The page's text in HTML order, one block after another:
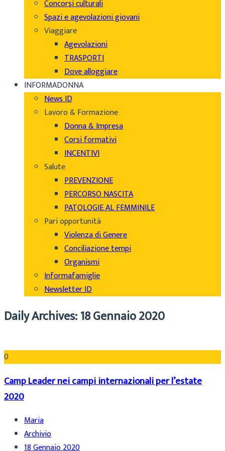
Concorsi culturali
Spazi e agevolazioni giovani
Viaggiare
Agevolazioni
TRASPORTI
Dove alloggiare
INFORMADONNA
News ID
Lavoro & Formazione
Donna & Impresa
Corsi formativi
INCENTIVI
Salute
PREVENZIONE
PERCORSO NASCITA
PATOLOGIE AL FEMMINILE
Pari opportunità
Violenza di Genere
Conciliazione tempi
Organismi
Informafamiglie
Newsletter ID
Daily Archives: 18 Gennaio 2020
0
Camp Leader nei campi internazionali per l’estate
2020
Maria
Archivio
18 Gennaio 2020